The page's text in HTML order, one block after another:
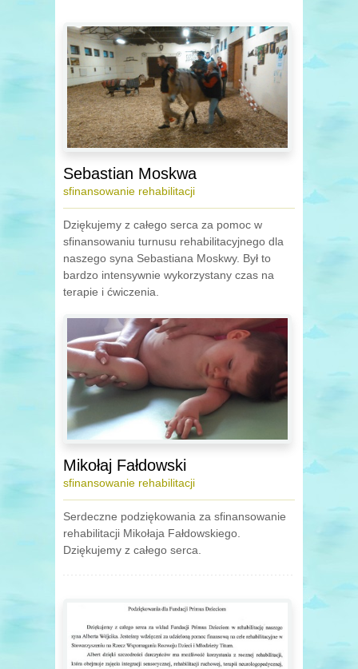
Sebastian Moskwa
sfinansowanie rehabilitacji
Dziękujemy z całego serca za pomoc w
sfinansowaniu turnusu rehabilitacyjnego dla
naszego syna Sebastiana Moskwy. Był to
bardzo intensywnie wykorzystany czas na
terapie i ćwiczenia.
Mikołaj Fałdowski
sfinansowanie rehabilitacji
Serdeczne podziękowania za sfinansowanie
rehabilitacji Mikołaja Fałdowskiego.
Dziękujemy z całego serca.